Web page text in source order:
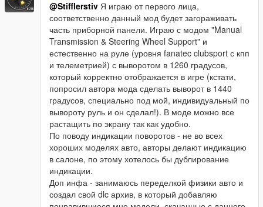
@Stifflerstiv Я играю от первого лица,
соответственно данный мод будет загораживать
часть приборной панели. Играю с модом "Manual
Transmission & Steering Wheel Support" и
естественно на руле (уровня fanatec clubsport с кпп
и телеметрией) с выворотом в 1260 градусов,
который корректно отображается в игре (кстати,
попросил автора мода сделать выворот в 1440
градусов, специально под мой, индивидуальный по
вывороту руль и он сделал!). В моде можно все
растащить по экрану так как удобно.
По поводу индикации поворотов - не во всех
хороших моделях авто, авторы делают индикацию
в салоне, по этому хотелось бы дублирование
индикации.
Доп инфа - занимаюсь переделкой физики авто и
создал свой dlc архив, в который добавляю